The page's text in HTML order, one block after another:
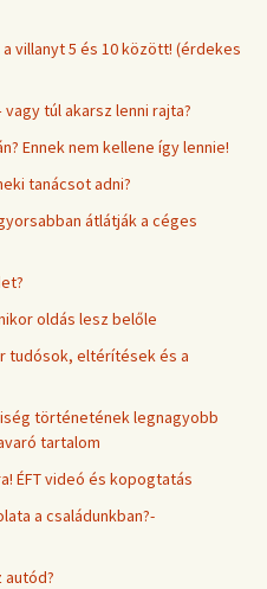
villanyt 5 és 10 között! (érdekes
vagy túl akarsz lenni rajta?
Ennek nem kellene így lennie!
tanácsot adni?
átlátják a céges
oldás lesz belőle
tudósok, eltérítések és a
történetének legnagyobb
tartalom
ÉFT videó és kopogtatás
a családunkban?-
autód?